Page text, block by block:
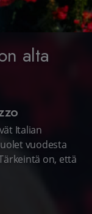
alta
Italian
vuodesta
on, että